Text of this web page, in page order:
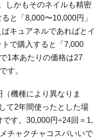
しかもそのネイルも精密
と「8,000〜10,000円」
キュアネルであればとイ
で購入すると「7,000
1本あたりの価格は27
す。
機種により異なりま
て2年間使ったとした場
す。30,000円÷24回＝1,
チャクチャコスパいいで